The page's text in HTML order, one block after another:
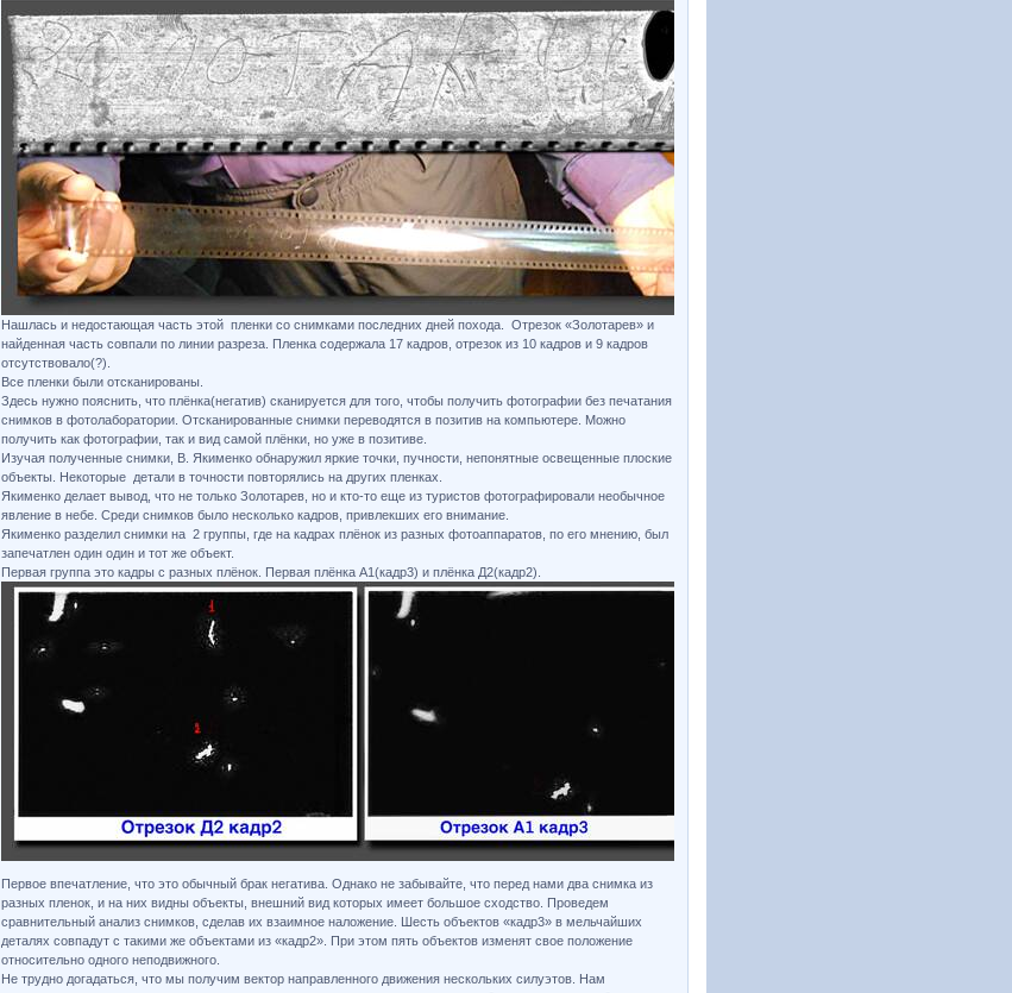
Нашлась и недостающая часть этой пленки со снимками последних дней похода. Отрезок «Золотарев» и
найденная часть совпали по линии разреза. Пленка содержала 17 кадров, отрезок из 10 кадров и 9 кадров
отсутствовало(?).
Все пленки были отсканированы.
Здесь нужно пояснить, что плёнка(негатив) сканируется для того, чтобы получить фотографии без печатания
снимков в фотолаборатории. Отсканированные снимки переводятся в позитив на компьютере. Можно
получить как фотографии, так и вид самой плёнки, но уже в позитиве.
Изучая полученные снимки, В. Якименко обнаружил яркие точки, пучности, непонятные освещенные плоские
объекты. Некоторые детали в точности повторялись на других пленках.
Якименко делает вывод, что не только Золотарев, но и кто-то еще из туристов фотографировали необычное
явление в небе. Среди снимков было несколько кадров, привлекших его внимание.
Якименко разделил снимки на 2 группы, где на кадрах плёнок из разных фотоаппаратов, по его мнению, был
запечатлен один один и тот же объект.
Первая группа это кадры с разных плёнок. Первая плёнка А1(кадр3) и плёнка Д2(кадр2).
Первое впечатление, что это обычный брак негатива. Однако не забывайте, что перед нами два снимка из
разных пленок, и на них видны объекты, внешний вид которых имеет большое сходство. Проведем
сравнительный анализ снимков, сделав их взаимное наложение. Шесть объектов «кадр3» в мельчайших
деталях совпадут с такими же объектами из «кадр2». При этом пять объектов изменят свое положение
относительно одного неподвижного.
Не трудно догадаться, что мы получим вектор направленного движения нескольких силуэтов. Нам